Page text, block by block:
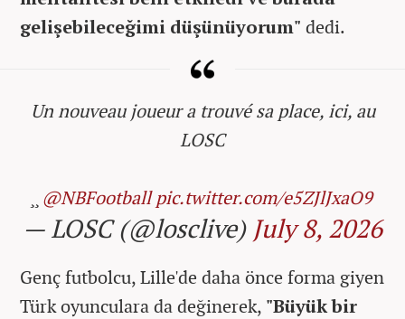
gelişebileceğimi düşünüyorum" dedi.
Un nouveau joueur a trouvé sa place, ici, au
LOSC
@NBFootball pic.twitter.com/e5ZJlJxaO9
— LOSC (@losclive) July 8, 2026
Genç futbolcu, Lille'de daha önce forma giyen
Türk oyunculara da değinerek, "Büyük bir